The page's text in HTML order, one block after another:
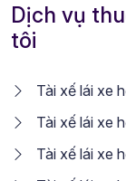
Dịch vụ
tôi
Tài xế lái xe
Tài xế lái xe
Tài xế lái xe